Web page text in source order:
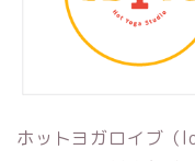
ホットヨガロイブ（